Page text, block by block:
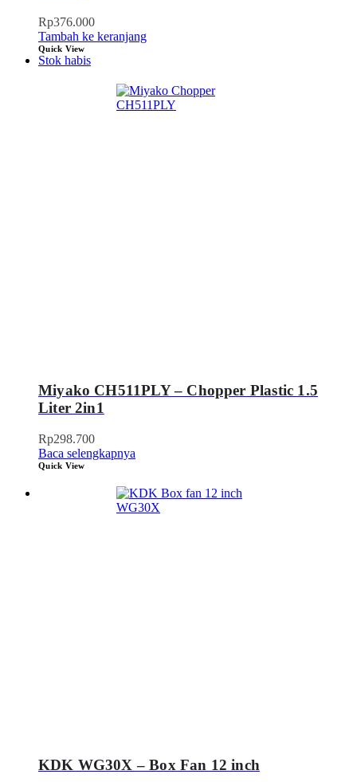
Rp376.000
Tambah ke keranjang
Quick View
Stok habis
Miyako CH511PLY – Chopper Plastic 1.5
Liter 2in1
Rp298.700
Baca selengkapnya
Quick View
KDK WG30X – Box Fan 12 inch